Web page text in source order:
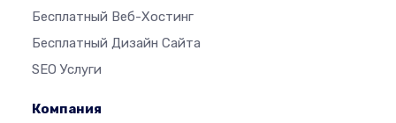
Бесплатный Веб-Хостинг
Бесплатный Дизайн Сайта
SEO Услуги
Компания